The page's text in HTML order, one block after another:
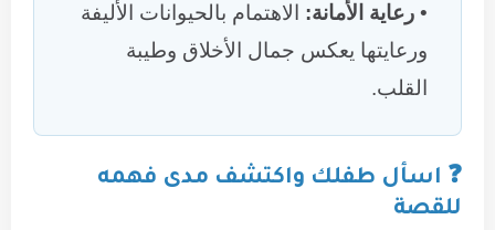
رعاية الأمانة: الاهتمام بالحيوانات الأليفة
ورعايتها يعكس جمال الأخلاق وطيبة
القلب.
❓ اسأل طفلك واكتشف مدى فهمه
للقصة